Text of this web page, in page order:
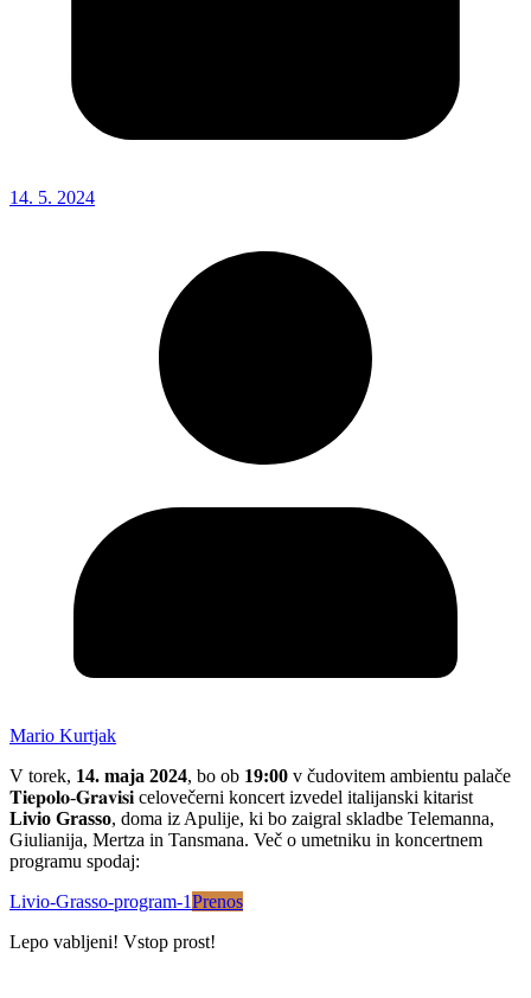
14. 5. 2024
Mario Kurtjak
V torek, 14. maja 2024, bo ob 19:00 v čudovitem ambientu palače
𝐓𝐢𝐞𝐩𝐨𝐥𝐨-𝐆𝐫𝐚𝐯𝐢𝐬𝐢 celovečerni koncert izvedel italijanski kitarist
Livio Grasso, doma iz Apulije, ki bo zaigral skladbe Telemanna,
Giulianija, Mertza in Tansmana. Več o umetniku in koncertnem
programu spodaj:
Livio-Grasso-program-1Prenos
Lepo vabljeni! Vstop prost!